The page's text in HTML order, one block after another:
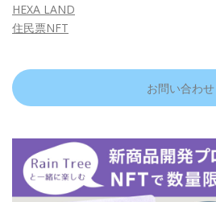
HEXA LAND
住民票NFT
お問い合わせ